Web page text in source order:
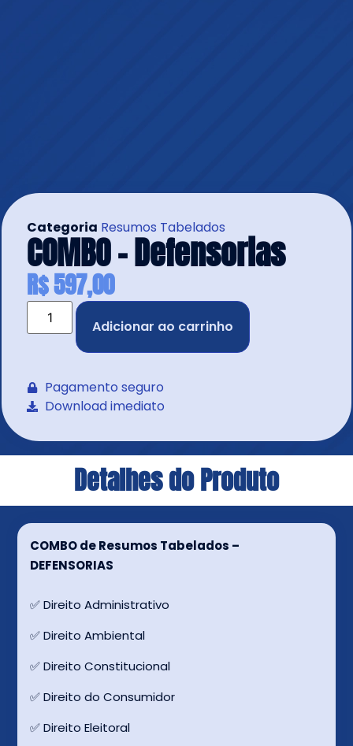
Categoria Resumos Tabelados
COMBO – Defensorias
R$597,00
Adicionar ao carrinho
Pagamento seguro
Download imediato
Detalhes do Produto
COMBO de Resumos Tabelados –
DEFENSORIAS
✅ Direito Administrativo
✅ Direito Ambiental
✅ Direito Constitucional
✅ Direito do Consumidor
✅ Direito Eleitoral